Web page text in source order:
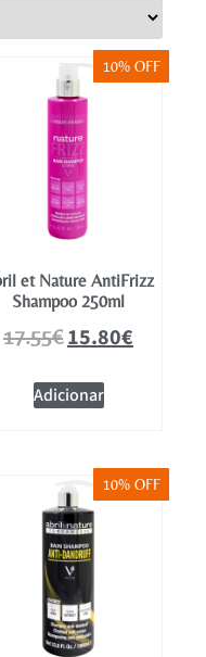
10% OFF
et Nature AntiFrizz
Shampoo 250ml
17.55€15.80€
Adicionar
10% OFF